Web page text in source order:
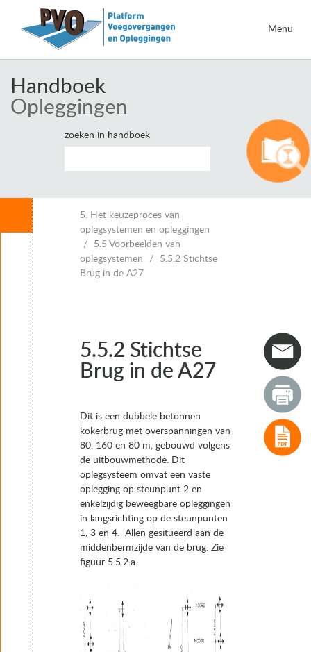
Menu
Handboek
Opleggingen
zoeken in handboek
Leeswijzer
1. Inleiding opleggingen
5.1 Algemeen
5.2 Oplegsystemen met een vast punt
5.3 Oplegsystemen zonder vast punt: “drijvend”
5.5.1 Stalen plaatliggerbruggen over de Lek bij
5.5.2 Stichtse Brug in de A27
5.5.3 Verkeerskokerbrug over de Oosterscheldekering
5.5.4 Brug over de Zuid-Willemsvaart in de N279
5.5.5 Van Brienenoordbrug: Klassiek oplegsysteem
5.5.6 Martinus Nijhoffbrug bij Zaltbommel
5.6 Keuze van opleggingen en afschatting ruimtebeslag
6. Realisatie
7. Instandhouding
5. Het keuzeproces van
oplegsystemen en opleggingen
5.5 Voorbeelden van
oplegsystemen
5.5.2 Stichtse
Brug in de A27
5.5.2 Stichtse
Brug in de A27
Dit is een dubbele betonnen
kokerbrug met overspanningen van
80, 160 en 80 m, gebouwd volgens
de uitbouwmethode. Dit
oplegsysteem omvat een vaste
oplegging op steunpunt 2 en
enkelzijdig beweegbare opleggingen
in langsrichting op de steunpunten
1, 3 en 4. Allen gesitueerd aan de
middenbermzijde van de brug. Zie
figuur 5.5.2.a.